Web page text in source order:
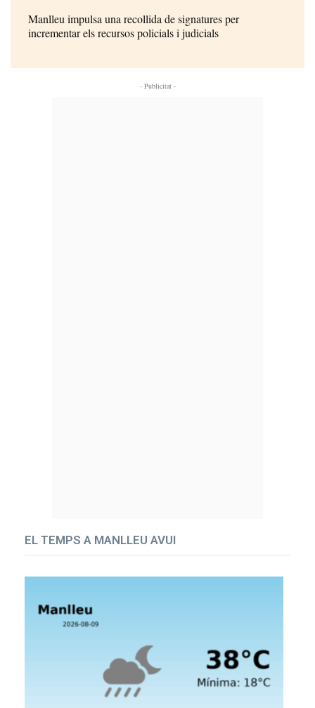
Manlleu impulsa una recollida de signatures per
incrementar els recursos policials i judicials
- Publicitat -
EL TEMPS A MANLLEU AVUI